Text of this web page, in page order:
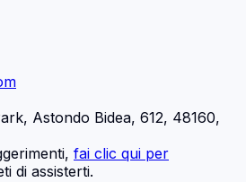
Astondo Bidea, 612, 48160,
fai clic qui per
di assisterti.